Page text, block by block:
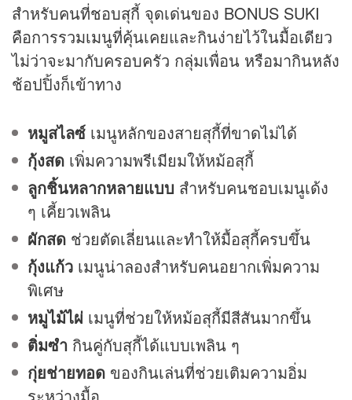
สำหรับคนที่ชอบสุกี้ จุดเด่นของ BONUS SUKI
คือการรวมเมนูที่คุ้นเคยและกินง่ายไว้ในมื้อเดียว
ไม่ว่าจะมากับครอบครัว กลุ่มเพื่อน หรือมากินหลัง
ช้อปปิ้งก็เข้าทาง
หมูสไลซ์ เมนูหลักของสายสุกี้ที่ขาดไม่ได้
กุ้งสด เพิ่มความพรีเมียมให้หม้อสุกี้
ลูกชิ้นหลากหลายแบบ สำหรับคนชอบเมนูเด้ง
ๆ เคี้ยวเพลิน
ผักสด ช่วยตัดเลี่ยนและทำให้มื้อสุกี้ครบขึ้น
กุ้งแก้ว เมนูน่าลองสำหรับคนอยากเพิ่มความ
พิเศษ
หมูไม้ไผ่ เมนูที่ช่วยให้หม้อสุกี้มีสีสันมากขึ้น
ติ่มซำ กินคู่กับสุกี้ได้แบบเพลิน ๆ
กุ่ยช่ายทอด ของกินเล่นที่ช่วยเติมความอิ่ม
ระหว่างมื้อ